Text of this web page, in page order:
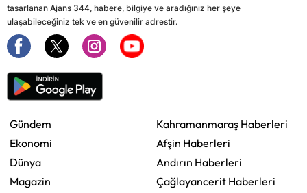
tasarlanan Ajans 344, habere, bilgiye ve aradığınız her şeye
ulaşabileceğiniz tek ve en güvenilir adrestir.
Gündem
Ekonomi
Dünya
Magazin
Kahramanmaraş Haberleri
Afşin Haberleri
Andırın Haberleri
Çağlayancerit Haberleri